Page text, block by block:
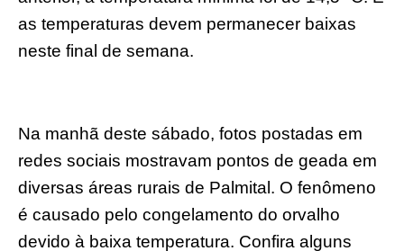
as temperaturas devem permanecer baixas
neste final de semana.
Na manhã deste sábado, fotos postadas em
redes sociais mostravam pontos de geada em
diversas áreas rurais de Palmital. O fenômeno
é causado pelo congelamento do orvalho
devido à baixa temperatura. Confira alguns